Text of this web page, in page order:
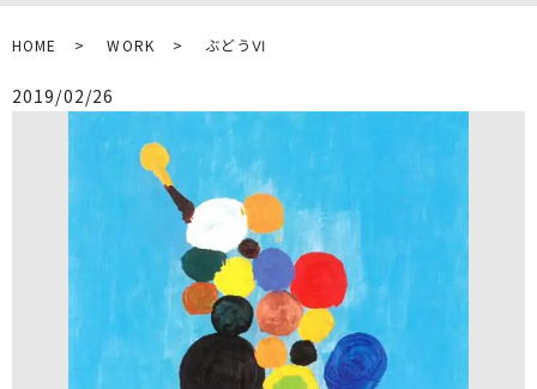
HOME WORK ぶどうⅥ
2019/02/26